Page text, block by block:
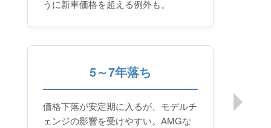
うに新車価格を超える例外も。
5～7年落ち
価格下落が安定期に入るが、モデルチ
ェンジの影響を受けやすい。AMGな